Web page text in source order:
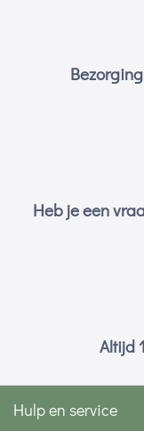
Heb je een
Altijd
Hulp en service